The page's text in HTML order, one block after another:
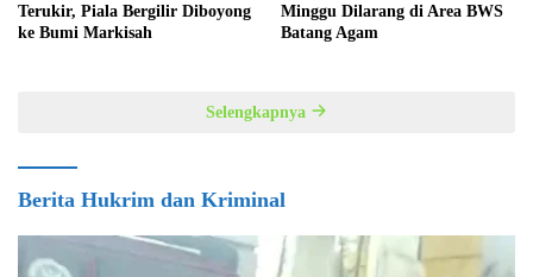
Terukir, Piala Bergilir Diboyong
ke Bumi Markisah
Minggu Dilarang di Area BWS
Batang Agam
Selengkapnya
Berita Hukrim dan Kriminal